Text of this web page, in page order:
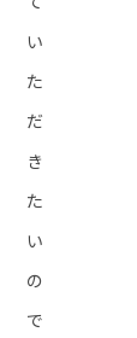
い
た
だ
き
た
い
の
で